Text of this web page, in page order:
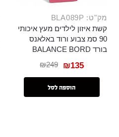
מק"ט: BLA089P
קשת איזון לילדים מעץ איכותי
90 סמ צבוע ורוד באלאנס
בורד BALANCE BORD
₪249 ₪135
הוספה לסל